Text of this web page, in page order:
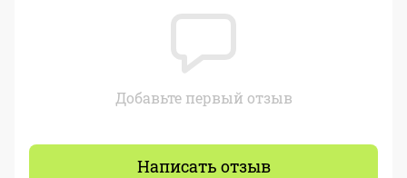
Добавьте первый отзыв
Написать отзыв